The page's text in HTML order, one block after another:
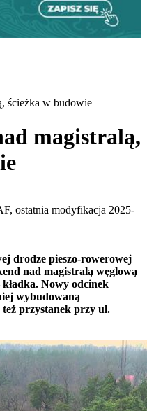
ścieżka w budowie
magistralą,
ostatnia modyfikacja 2025-
drodze pieszo-rowerowej
nad magistralą węglową
kładka. Nowy odcinek
wybudowaną
przystanek przy ul.